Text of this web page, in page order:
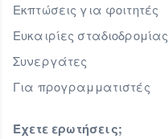
Εκπτώσεις για φοιτητές
Ευκαιρίες σταδιοδρομίας
Συνεργάτες
Για προγραμματιστές
Έχετε ερωτήσεις;